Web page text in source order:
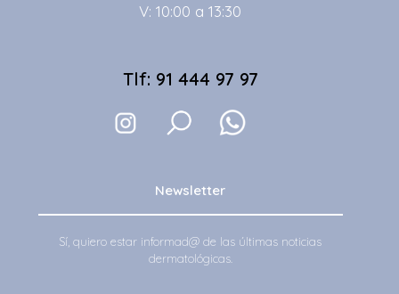
V: 10:00 a 13:30
Tlf: 91 444 97 97
Newsletter
Sí, quiero estar informad@ de las últimas noticias
dermatológicas.